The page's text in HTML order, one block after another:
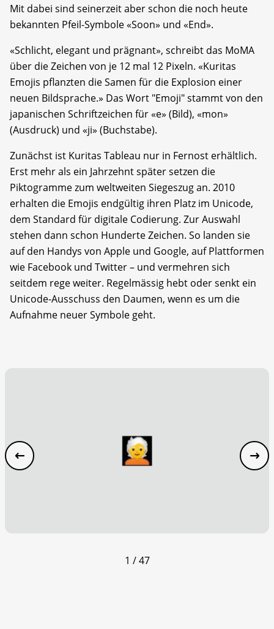
Mit dabei sind seinerzeit aber schon die noch heute
bekannten Pfeil-Symbole «Soon» und «End».
«Schlicht, elegant und prägnant», schreibt das MoMA
über die Zeichen von je 12 mal 12 Pixeln. «Kuritas
Emojis pflanzten die Samen für die Explosion einer
neuen Bildsprache.» Das Wort "Emoji" stammt von den
japanischen Schriftzeichen für «e» (Bild), «mon»
(Ausdruck) und «ji» (Buchstabe).
Zunächst ist Kuritas Tableau nur in Fernost erhältlich.
Erst mehr als ein Jahrzehnt später setzen die
Piktogramme zum weltweiten Siegeszug an. 2010
erhalten die Emojis endgültig ihren Platz im Unicode,
dem Standard für digitale Codierung. Zur Auswahl
stehen dann schon Hunderte Zeichen. So landen sie
auf den Handys von Apple und Google, auf Plattformen
wie Facebook und Twitter – und vermehren sich
seitdem rege weiter. Regelmässig hebt oder senkt ein
Unicode-Ausschuss den Daumen, wenn es um die
Aufnahme neuer Symbole geht.
1 / 47